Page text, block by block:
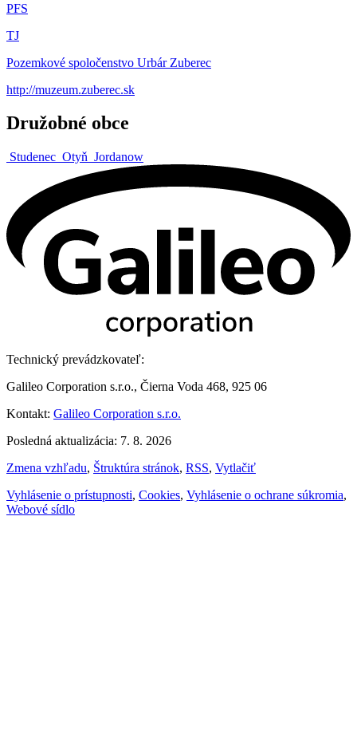
PFS
TJ
Pozemkové spoločenstvo Urbár Zuberec
http://muzeum.zuberec.sk
Družobné obce
Studenec Otyň Jordanow
Technický prevádzkovateľ:
Galileo Corporation s.r.o., Čierna Voda 468, 925 06
Kontakt: Galileo Corporation s.r.o.
Posledná aktualizácia: 7. 8. 2026
Zmena vzhľadu, Štruktúra stránok, RSS, Vytlačiť
Vyhlásenie o prístupnosti, Cookies, Vyhlásenie o ochrane súkromia,
Webové sídlo